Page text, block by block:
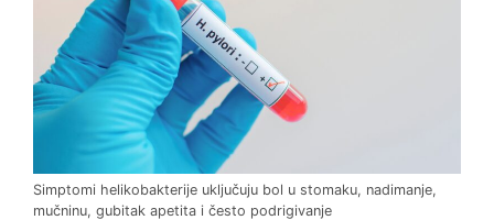
Simptomi helikobakterije uključuju bol u stomaku, nadimanje,
mučninu, gubitak apetita i često podrigivanje